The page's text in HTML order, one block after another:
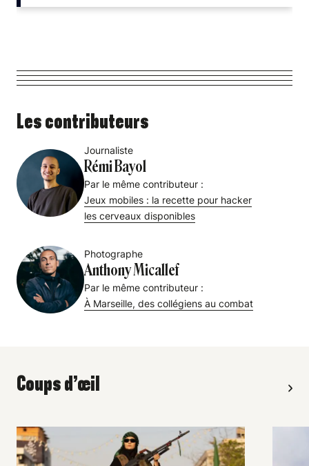
Les contributeurs
Journaliste
Rémi Bayol
Par le même contributeur :
Jeux mobiles : la recette pour hacker
les cerveaux disponibles
Photographe
Anthony Micallef
Par le même contributeur :
À Marseille, des collégiens au combat
Coups d’œil